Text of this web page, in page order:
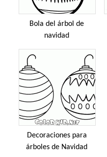
Bola del árbol de
navidad
Decoraciones para
árboles de Navidad